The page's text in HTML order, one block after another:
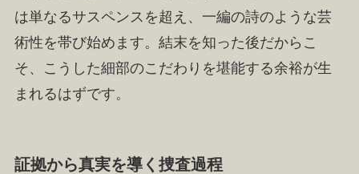
は単なるサスペンスを超え、一編の詩のような芸
術性を帯び始めます。結末を知った後だからこ
そ、こうした細部のこだわりを堪能する余裕が生
まれるはずです。
証拠から真実を導く捜査過程